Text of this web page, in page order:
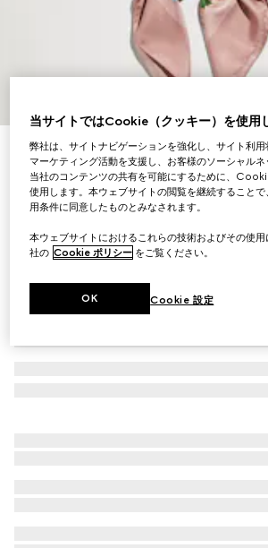
/2
プリント シルクツイル スカーフ
￥80,300
（税込）
バリエーション マルチカラー
当サイトではCookie（クッキー）を使用
弊社は、サイトナビゲーションを強化し、サイト利
マーケティング活動を支援し、お客様のソーシャル
当社のコンテンツの共有を可能にするために、
使用します。本ウェブサイトの閲覧を継続すること
用条件に同意したものとみなされます。
本ウェブサイトにおけるこれらの技術およびその使
社の Cookie ポリシー をご覧ください。
Cookie 設定
OK